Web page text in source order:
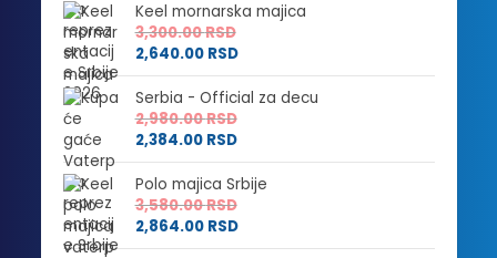
Keel mornarska majica
3,300.00RSD
2,640.00 RSD
Serbia - Official za decu
2,980.00RSD
2,384.00 RSD
Polo majica Srbije
3,580.00RSD
2,864.00 RSD